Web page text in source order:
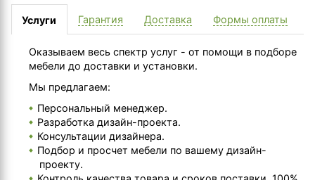
Услуги
Оказываем весь спектр услуг - от помощи в подборе
мебели до доставки и установки.
Мы предлагаем:
Персональный менеджер.
Разработка дизайн-проекта.
Консультации дизайнера.
Подбор и просчет мебели по вашему дизайн-
проекту.
Гарантия Доставка Формы оплаты